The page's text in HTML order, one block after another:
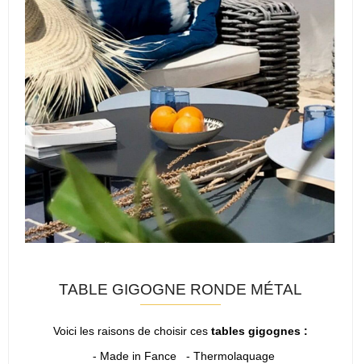
TABLE GIGOGNE RONDE MÉTAL
Voici les raisons de choisir ces tables gigognes :
- Made in Fance - Thermolaquage